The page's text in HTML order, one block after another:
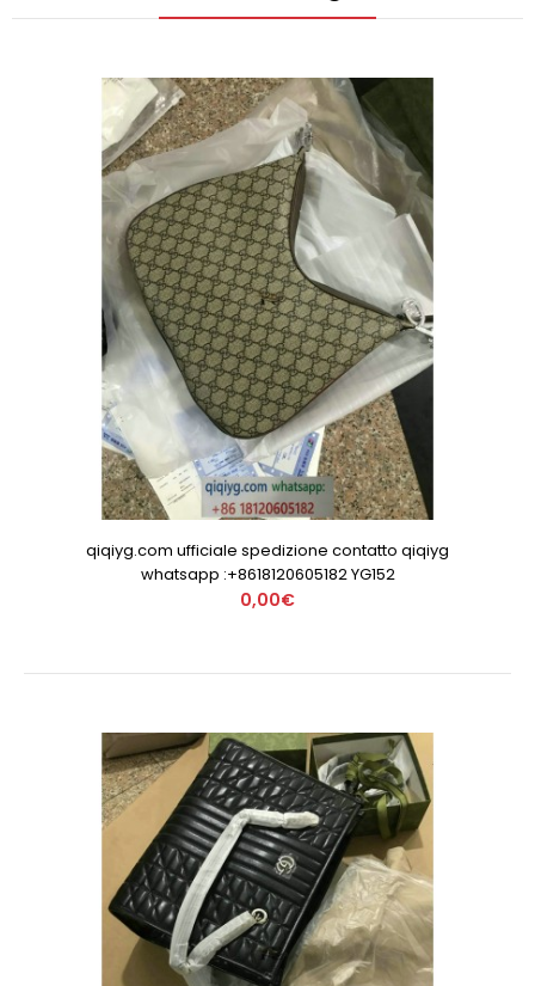
qiqiyg.com ufficiale spedizione contatto qiqiyg
whatsapp :+8618120605182 YG152
0,00€